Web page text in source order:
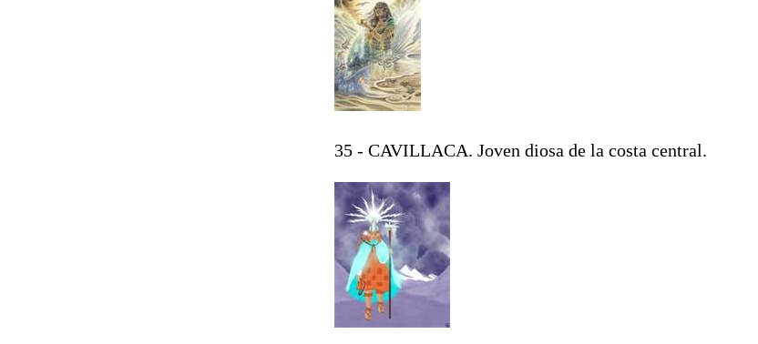
35 - CAVILLACA. Joven diosa de la costa central.